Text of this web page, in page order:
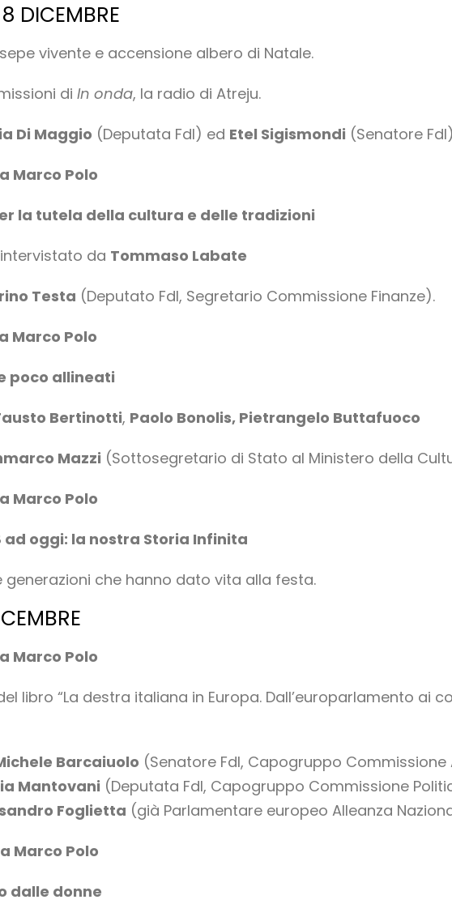
DICEMBRE
vivente e accensione albero di Natale.
di In onda, la radio di Atreju.
Di Maggio (Deputata FdI) ed Etel Sigismondi (Senatore
Marco Polo
la tutela della cultura e delle tradizioni
intervistato da Tommaso Labate
Testa (Deputato FdI, Segretario Commissione Finanze).
Marco Polo
poco allineati
Bertinotti, Paolo Bonolis, Pietrangelo Buttafuoco
Mazzi (Sottosegretario di Stato al Ministero della
Marco Polo
ad oggi: la nostra Storia Infinita
generazioni che hanno dato vita alla festa.
Marco Polo
libro “La destra italiana in Europa. Dall’europarlamento ai
Barcaiuolo (Senatore FdI, Capogruppo
Mantovani (Deputata FdI, Capogruppo Commissione
Foglietta (già Parlamentare europeo Alleanza
Marco Polo
dalle donne